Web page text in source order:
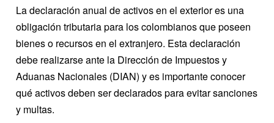
La declaración anual de activos en el exterior es una
obligación tributaria para los colombianos que poseen
bienes o recursos en el extranjero. Esta declaración
debe realizarse ante la Dirección de Impuestos y
Aduanas Nacionales (DIAN) y es importante conocer
qué activos deben ser declarados para evitar sanciones
y multas.